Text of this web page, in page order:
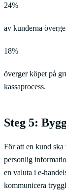
24%
av kunderna
18%
överger köpet på
kassaprocess.
Steg 5:
För att en kund
personlig
en valuta i e-
kommunicera